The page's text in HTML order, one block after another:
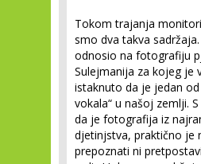
Tokom trajanja
smo dva takva
odnosio na fotografiju
Sulejmanija za kojeg je
istaknuto da je jedan
vokala“ u našoj zemlji.
da je fotografija iz
djetinjstva, praktično je
prepoznati ni